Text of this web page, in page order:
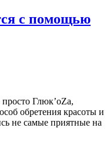
с помощью
Глюк’oZa,
обретения красоты и
не самые приятные на